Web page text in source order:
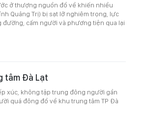
ở thượng nguồn đổ về khiến nhiều
Quảng Trị) bị sạt lở nghiêm trọng, lực
cấm người và phương tiện qua lại
tâm Đà Lạt
xúc, không tập trung đông người gần
quá đông đổ về khu trung tâm TP Đà